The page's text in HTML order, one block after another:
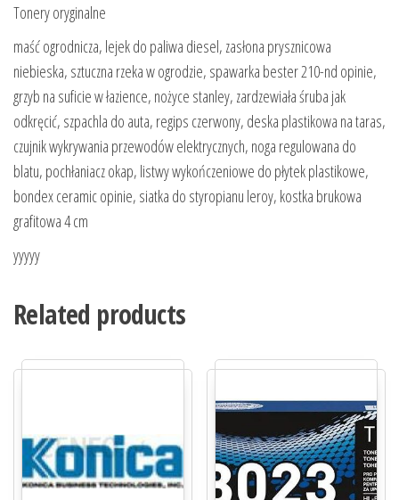
Tonery oryginalne
maść ogrodnicza, lejek do paliwa diesel, zasłona prysznicowa
niebieska, sztuczna rzeka w ogrodzie, spawarka bester 210-nd opinie,
grzyb na suficie w łazience, nożyce stanley, zardzewiała śruba jak
odkręcić, szpachla do auta, regips czerwony, deska plastikowa na taras,
czujnik wykrywania przewodów elektrycznych, noga regulowana do
blatu, pochłaniacz okap, listwy wykończeniowe do płytek plastikowe,
bondex ceramic opinie, siatka do styropianu leroy, kostka brukowa
grafitowa 4 cm
yyyyy
Related products